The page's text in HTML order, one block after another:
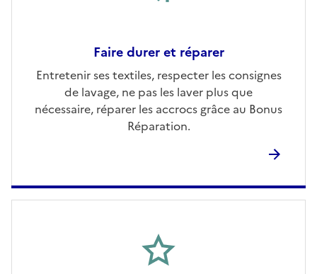
Faire durer et réparer
Entretenir ses textiles, respecter les consignes
de lavage, ne pas les laver plus que
nécessaire, réparer les accrocs grâce au Bonus
Réparation.